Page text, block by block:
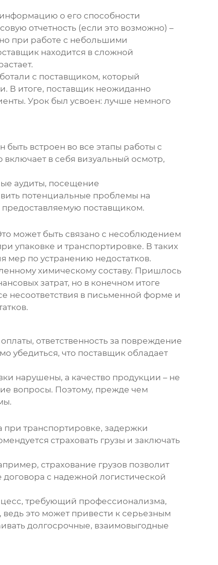
о его способности
отчетность (если это возможно) –
при работе с небольшими
находится в сложной
с поставщиком, который
В итоге, поставщикнеожиданно
Урок был усвоен: лучше немного
встроен во все этапы работы с
в себя визуальный осмотр,
аудиты, посещение
потенциальные проблемы на
предоставляемую поставщиком.
может быть связано с несоблюдением
упаковке и транспортировке. В таких
мер по устранению недостатков.
химическому составу. Пришлось
затрат, но в конечном итоге
несоответствия в письменной форме и
ответственность за повреждение
убедиться, что поставщикобладает
нарушены, а качество продукции – не
вопросы. Поэтому, прежде чем
при транспортировке, задержки
страховать грузы и заключать
страхование грузов позволит
с надежной логистической
требующий профессионализма,
это может привести к серьезным
долгосрочные, взаимовыгодные